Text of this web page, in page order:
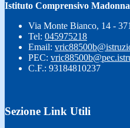
Istituto Comprensivo
Via Monte Bianco, 14 -
Tel: 045975218
Email:
PEC:
C.F.: 93184810237
Sezione Link Utili